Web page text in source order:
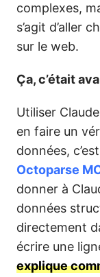
complexes,
s’agit d’aller
sur le web.
Ça, c’était
Utiliser
en faire un
données,
Octoparse
donner à
données
directement
écrire une
explique